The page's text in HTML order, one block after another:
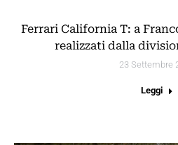
Ferrari California T: a
realizzati dalla
23 Settembre
Leggi